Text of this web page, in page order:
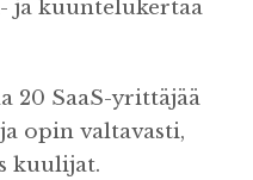
ja kuuntelukertaa
20 SaaS-yrittäjää
opin valtavasti,
kuulijat.